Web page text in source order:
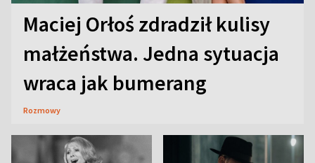
Maciej Orłoś zdradził kulisy
małżeństwa. Jedna sytuacja
wraca jak bumerang
Rozmowy